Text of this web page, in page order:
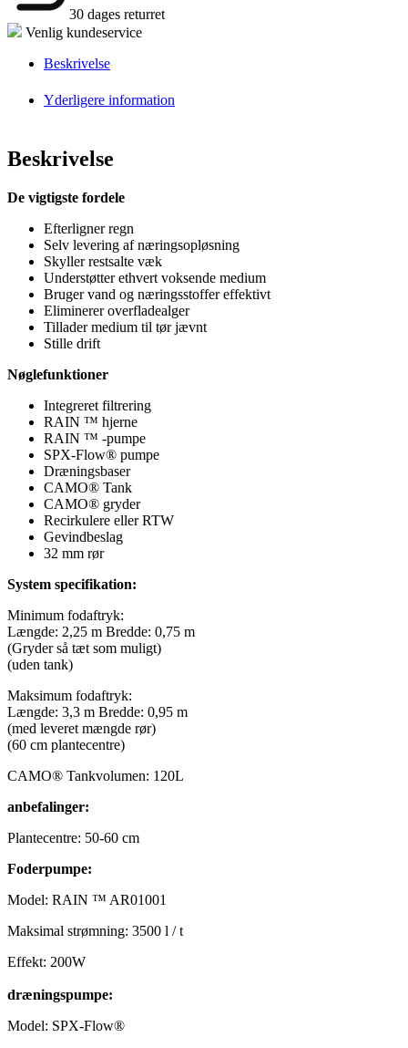
30 dages returret
Venlig kundeservice
Beskrivelse
Yderligere information
Beskrivelse
De vigtigste fordele
Efterligner regn
Selv levering af næringsopløsning
Skyller restsalte væk
Understøtter ethvert voksende medium
Bruger vand og næringsstoffer effektivt
Eliminerer overfladealger
Tillader medium til tør jævnt
Stille drift
Nøglefunktioner
Integreret filtrering
RAIN ™ hjerne
RAIN ™ -pumpe
SPX-Flow® pumpe
Dræningsbaser
CAMO® Tank
CAMO® gryder
Recirkulere eller RTW
Gevindbeslag
32 mm rør
System specifikation:
Minimum fodaftryk:
Længde: 2,25 m Bredde: 0,75 m
(Gryder så tæt som muligt)
(uden tank)
Maksimum fodaftryk:
Længde: 3,3 m Bredde: 0,95 m
(med leveret mængde rør)
(60 cm plantecentre)
CAMO® Tankvolumen: 120L
anbefalinger:
Plantecentre: 50-60 cm
Foderpumpe:
Model: RAIN ™ AR01001
Maksimal strømning: 3500 l / t
Effekt: 200W
dræningspumpe:
Model: SPX-Flow®